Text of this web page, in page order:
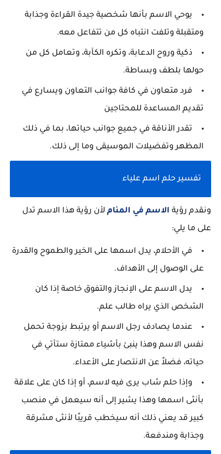
يوحي الاسم بأنها شخصية جيدة القراءة وجذابة
ومتقبلة وتلفت انتباه كل من تتفاعل معه.
ذكية وروح الدعابة، وتكره الكآبة، وتعامل كل من
حولها بلطف وبساطة.
فرد متعاون في كافة جوانب التعاون ويسارع في
تقديم المساعدة للمحتاجين
تقدر الأناقة في جميع جوانب حياتها، بما في ذلك
المظهر وتفضيلات الموسيقى وما إلى ذلك.
تفسير حلم اسم علياء
ونقدم رؤية الاسم في المنام لأن رؤية هذا الاسم تدل
على ما يلي:
في الأحلام، يدل اسمها على الخير والطموح والقدرة
على الوصول إلى الأهداف.
يدل الاسم على الإنجاز والتفوق خاصة إذا كان
الشخص الذي يراه طالب علم.
عندما يصادف رجل الاسم أو يرتبط بزوجة تحمل
نفس الاسم وهذا ينبئ بأشياء ممتازة ستأتي في
حياته، فضلاً عن الانتصار على الأعداء.
وإذا حلم شاب يرى فيه لاسم، أو إذا كان على علاقة
بأنثى اسمها وهذا يشير إلى أنه سيعمل في منصب
كبير قد يعني ذلك أنه سيخطب قريبًا لأنثى مشرقة
وجذابة ومندفعة.